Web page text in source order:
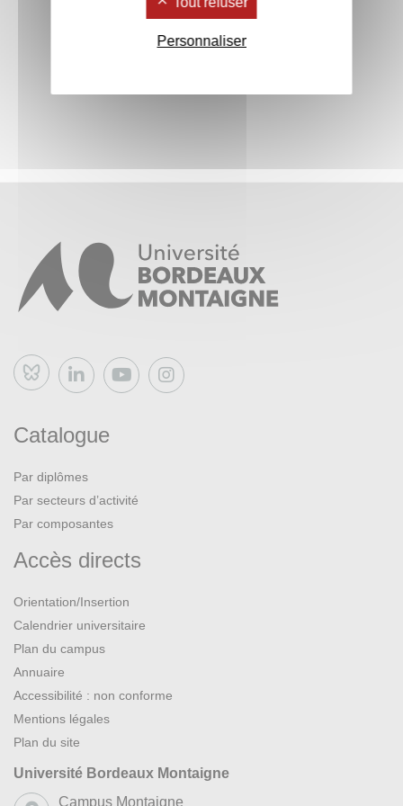
Bluesky
Catalogue
Par diplômes
Par secteurs d’activité
Par composantes
Accès directs
Orientation/Insertion
Calendrier universitaire
Plan du campus
Annuaire
Accessibilité : non conforme
Mentions légales
Plan du site
Université Bordeaux Montaigne
Campus Montaigne
Personnaliser